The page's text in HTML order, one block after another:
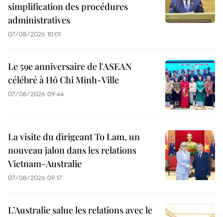
simplification des procédures
administratives
07/08/2026 10:01
Le 59e anniversaire de l'ASEAN
célébré à Hô Chi Minh-Ville
07/08/2026 09:44
La visite du dirigeant To Lam, un
nouveau jalon dans les relations
Vietnam-Australie
07/08/2026 09:17
L’Australie salue les relations avec le